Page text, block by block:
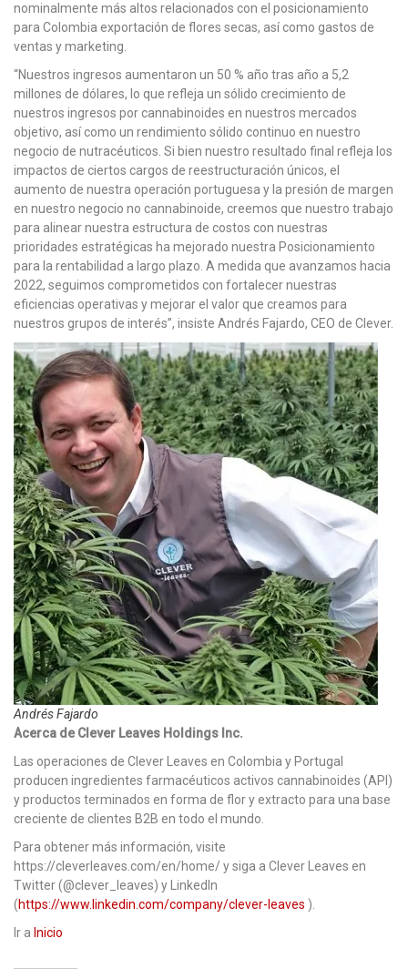
nominalmente más altos relacionados con el posicionamiento
para Colombia exportación de flores secas, así como gastos de
ventas y marketing.
“Nuestros ingresos aumentaron un 50 % año tras año a 5,2
millones de dólares, lo que refleja un sólido crecimiento de
nuestros ingresos por cannabinoides en nuestros mercados
objetivo, así como un rendimiento sólido continuo en nuestro
negocio de nutracéuticos. Si bien nuestro resultado final refleja los
impactos de ciertos cargos de reestructuración únicos, el
aumento de nuestra operación portuguesa y la presión de margen
en nuestro negocio no cannabinoide, creemos que nuestro trabajo
para alinear nuestra estructura de costos con nuestras
prioridades estratégicas ha mejorado nuestra Posicionamiento
para la rentabilidad a largo plazo. A medida que avanzamos hacia
2022, seguimos comprometidos con fortalecer nuestras
eficiencias operativas y mejorar el valor que creamos para
nuestros grupos de interés”, insiste Andrés Fajardo, CEO de Clever.
Andrés Fajardo
Acerca de Clever Leaves Holdings Inc.
Las operaciones de Clever Leaves en Colombia y Portugal
producen ingredientes farmacéuticos activos cannabinoides (API)
y productos terminados en forma de flor y extracto para una base
creciente de clientes B2B en todo el mundo.
Para obtener más información, visite
https://cleverleaves.com/en/home/ y siga a Clever Leaves en
Twitter (@clever_leaves) y LinkedIn
(https://www.linkedin.com/company/clever-leaves ).
Ir a Inicio